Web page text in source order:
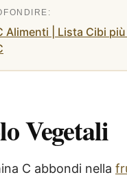
Alimenti | Lista Cibi
Vegetali
C abbondi nella